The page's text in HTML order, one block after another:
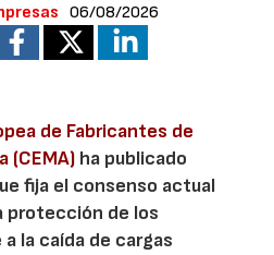
06/08/2026
de Fabricantes de
(CEMA) ha publicado
fija el consenso actual
protección de los
la caída de cargas